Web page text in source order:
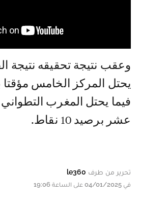
وعقب نتيجة تحقيقه نتيجة
فيما يحتل المغرب
عشر برصيد 10 نقاط.
تحرير من طرف le360
في 04/01/2025 على الساعة 19:06